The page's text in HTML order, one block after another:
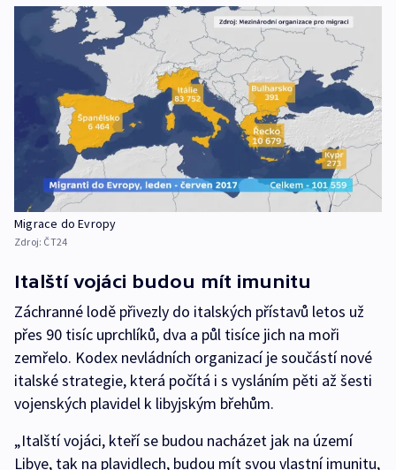
Migrace do Evropy
Zdroj: ČT24
Italští vojáci budou mít imunitu
Záchranné lodě přivezly do italských přístavů letos už
přes 90 tisíc uprchlíků, dva a půl tisíce jich na moři
zemřelo. Kodex nevládních organizací je součástí nové
italské strategie, která počítá i s vysláním pěti až šesti
vojenských plavidel k libyjským břehům.
„Italští vojáci, kteří se budou nacházet jak na území
Libye, tak na plavidlech, budou mít svou vlastní imunitu,